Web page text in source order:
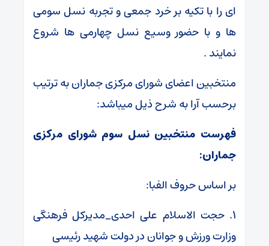
ای را با تکیه بر خرد جمعی و تجربه نسل سومی
ها و با حضور وسیع نسل چهارمی ها شروع
نمایند .
منتخبین اعضای شورای مرکزی جماران به ترتیب
برحسب آرا به شرح ذیل میباشد:
فهرست منتخبین نسل سوم شورای مرکزی
جماران:
بر اساس حروف الفبا:
۱. حجت الاسلام علی احدی_مدیرکل فرهنگی
وزارت ورزش و جوانان در دولت شهید رئیسی